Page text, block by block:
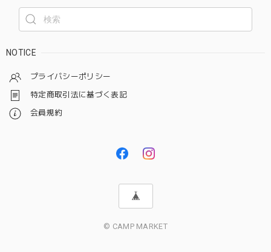
NOTICE
プライバシーポリシー
特定商取引法に基づく表記
会員規約
© CAMP MARKET